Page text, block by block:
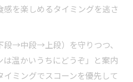
感を楽しめるタイミングを逃さ
段→中段→上段）を守りつつ、
は温かいうちにどうぞ」と案内
ミングでスコーンを優先して